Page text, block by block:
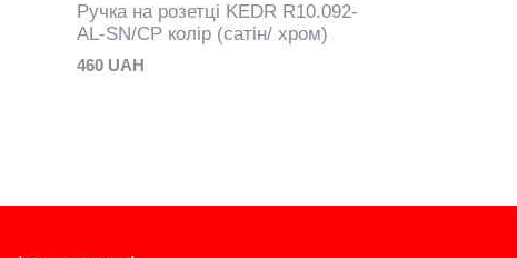
Ручка на розетці KEDR R10.092-
AL-SN/CP колір (сатін/ хром)
460 UAH